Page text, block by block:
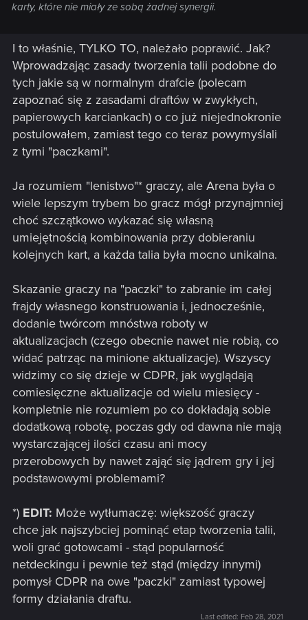
karty, które nie miały ze sobą żadnej synergii.
I to właśnie, TYLKO TO, należało poprawić. Jak?
Wprowadzając zasady tworzenia talii podobne do
tych jakie są w normalnym drafcie (polecam
zapoznać się z zasadami draftów w zwykłych,
papierowych karciankach) o co już niejednokronie
postulowałem, zamiast tego co teraz powymyślali
z tymi "paczkami".
Ja rozumiem "lenistwo"* graczy, ale Arena była o
wiele lepszym trybem bo gracz mógł przynajmniej
choć szczątkowo wykazać się własną
umiejętnością kombinowania przy dobieraniu
kolejnych kart, a każda talia była mocno unikalna.
Skazanie graczy na "paczki" to zabranie im całej
frajdy własnego konstruowania i, jednocześnie,
dodanie twórcom mnóstwa roboty w
aktualizacjach (czego obecnie nawet nie robią, co
widać patrząc na minione aktualizacje). Wszyscy
widzimy co się dzieje w CDPR, jak wyglądają
comiesięczne aktualizacje od wielu miesięcy -
kompletnie nie rozumiem po co dokładają sobie
dodatkową robotę, poczas gdy od dawna nie mają
wystarczającej ilości czasu ani mocy
przerobowych by nawet zająć się jądrem gry i jej
podstawowymi problemami?
*) EDIT: Może wytłumaczę: większość graczy
chce jak najszybciej pominąć etap tworzenia talii,
woli grać gotowcami - stąd popularność
netdeckingu i pewnie też stąd (między innymi)
pomysł CDPR na owe "paczki" zamiast typowej
formy działania draftu.
Last edited: Feb 28, 2021